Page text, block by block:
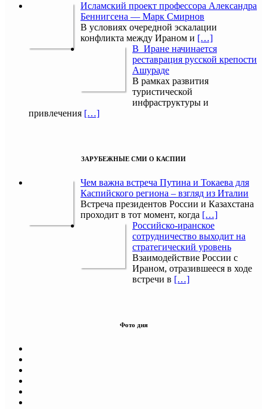
Исламский проект профессора Александра
Беннигсена — Марк Смирнов
В условиях очередной эскалации
конфликта между Ираном и […]
В Иране начинается
реставрация русской крепости
Ашураде
В рамках развития
туристической
инфраструктуры и
привлечения […]
ЗАРУБЕЖНЫЕ СМИ О КАСПИИ
Чем важна встреча Путина и Токаева для
Каспийского региона – взгляд из Италии
Встреча президентов России и Казахстана
проходит в тот момент, когда […]
Российско-иранское
сотрудничество выходит на
стратегический уровень
Взаимодействие России с
Ираном, отразившееся в ходе
встречи в […]
Фото дня